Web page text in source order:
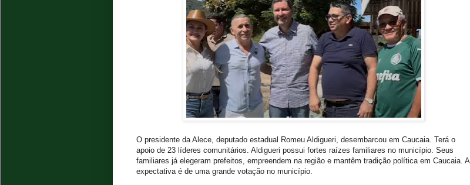
O presidente da Alece, deputado estadual Romeu Aldigueri, desembarcou em Caucaia. Terá o
apoio de 23 líderes comunitários. Aldigueri possui fortes raízes familiares no município. Seus
familiares já elegeram prefeitos, empreendem na região e mantêm tradição política em Caucaia. A
expectativa é de uma grande votação no município.